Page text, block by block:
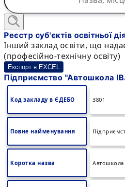
Реєстр суб'єктів освітньої
Інший заклад освіти, що
(професійно-технічну освіту)
Експорт в EXCEL
Підприємство "Автошкола
Код закладу в ЄДЕБО 3801
Повне найменування
Коротка назва Автошкола